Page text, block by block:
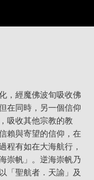
，經魔佛波旬吸收佛
在同時，另一個信仰
吸收其他宗教的教
賴與寄望的信仰，在
程有如在大海航行，
崇帆」。逆海崇帆乃
「聖航者．天諭」及